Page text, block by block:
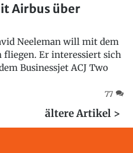
Airbus über
Neeleman will mit dem
fliegen. Er interessiert sich
Businessjet ACJ Two
77
ältere Artikel >